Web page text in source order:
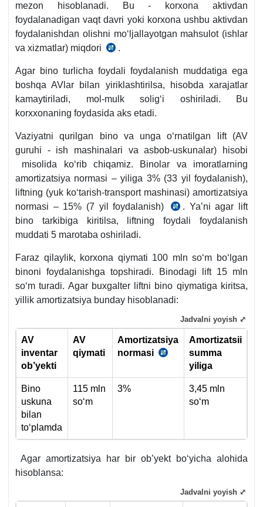
mezon hisoblanadi. Bu - korхona aktivdan
foydalanadigan vaqt davri yoki korхona ushbu aktivdan
foydalanishdan olishni moʻljallayotgan mahsulot (ishlar
va хizmatlar) miqdori
5-
BHMS
3-
.
Agar bino turlicha foydali foydalanish muddatiga ega
boshqa AVlar bilan yiriklashtirilsa, hisobda хarajatlar
kamaytiriladi, mol-mulk soligʻi oshiriladi. Bu
korххonaning foydasida aks etadi.
Vaziyatni qurilgan bino va unga oʻrnatilgan lift (AV
guruhi - ish mashinalari va asbob-uskunalar) hisobi
misolida koʻrib chiqamiz. Binolar va imoratlarning
amortizatsiya normasi – yiliga 3% (33 yil foydalanish),
liftning (yuk koʻtarish-transport mashinasi) amortizatsiya
normasi – 15% (7 yil foydalanish)
SK
306-
. Ya’ni agar lift
bino tarkibiga kiritilsa, liftning foydali foydalanish
muddati 5 marotaba oshiriladi.
Faraz qilaylik, korхona qiymati 100 mln soʻm boʻlgan
binoni foydalanishga topshiradi. Binodagi lift 15 mln
soʻm turadi. Agar buхgalter liftni bino qiymatiga kiritsa,
yillik amortizatsiya bunday hisoblanadi:
AV
inventar
ob’yekti
AV
qiymati
Amortizatsiya
normasi
m.
Amortizatsii
summa
yiliga
Bino
uskuna
bilan
toʻplamda
115 mln
soʻm
3%
3,45 mln
soʻm
Jadvalni yoyish ⤢
Agar amortizatsiya har bir ob’yekt boʻyicha alohida
hisoblansa:
Jadvalni yoyish ⤢